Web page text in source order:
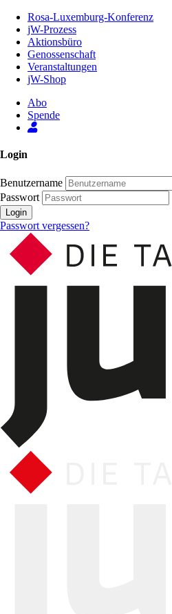
Inhalt
Seite
Rosa-Luxemburg-Konferenz
jW-Prozess
Aktionsbüro
Genossenschaft
Veranstaltungen
jW-Shop
Abo
Spende
Login
Benutzername
Passwort
Login
Passwort vergessen?